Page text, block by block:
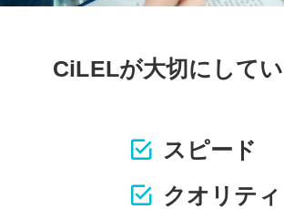
CiLELが大切にして
スピード
クオリティ